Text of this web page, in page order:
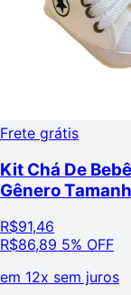
Frete grátis
Kit Chá De
Gênero
R$91,46
R$86,89 5% OFF
em 12x sem juros